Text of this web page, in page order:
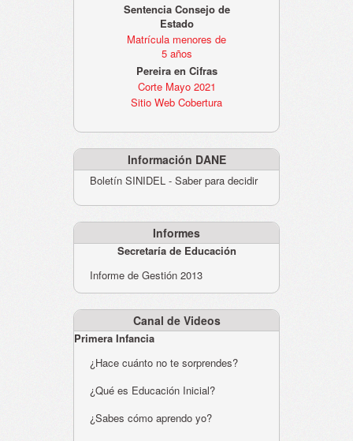
Sentencia Consejo de
Estado
Matrícula menores de
5 años
Pereira en Cifras
Corte Mayo 2021
Sitio Web Cobertura
Información DANE
Boletín SINIDEL - Saber para decidir
Informes
Secretaría de Educación
Informe de Gestión 2013
Canal de Videos
Primera Infancia
¿Hace cuánto no te sorprendes?
¿Qué es Educación Inicial?
¿Sabes cómo aprendo yo?